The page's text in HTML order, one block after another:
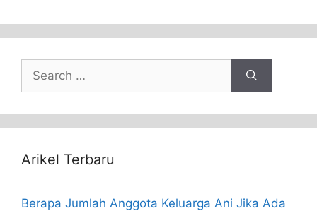
Search
for:
Arikel Terbaru
Berapa Jumlah Anggota Keluarga Ani Jika Ada